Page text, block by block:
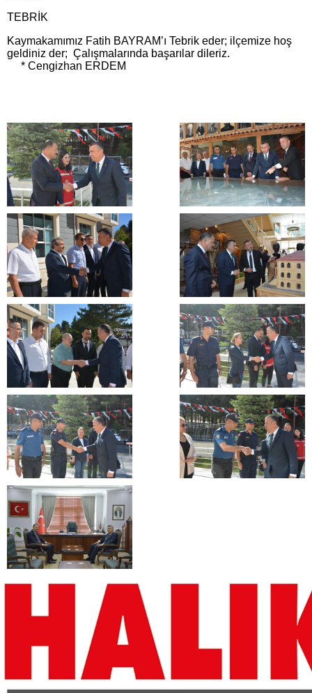
TEBRİK
Kaymakamımız Fatih BAYRAM’ı Tebrik eder; ilçemize hoş
geldiniz der; Çalışmalarında başarılar dileriz.
* Cengizhan ERDEM